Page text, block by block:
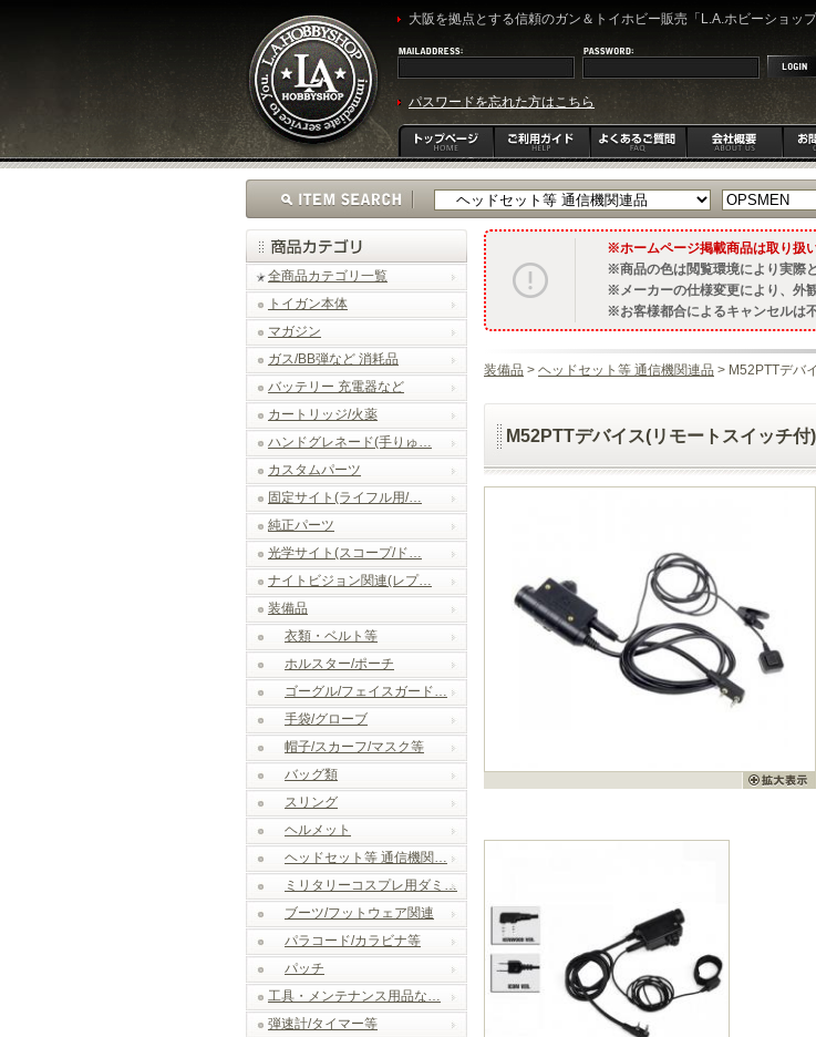
大阪を拠点とする信頼のガン＆トイホビー販売「L.A.ホビーショップ
パスワードを忘れた方はこちら
全商品カテゴリ一覧
トイガン本体
マガジン
ガス/BB弾など 消耗品
バッテリー 充電器など
カートリッジ/火薬
ハンドグレネード(手りゅ…
カスタムパーツ
固定サイト(ライフル用/…
純正パーツ
光学サイト(スコープ/ド…
ナイトビジョン関連(レプ…
装備品
衣類・ベルト等
ホルスター/ポーチ
ゴーグル/フェイスガード…
手袋/グローブ
帽子/スカーフ/マスク等
バッグ類
スリング
ヘルメット
ヘッドセット等 通信機関…
ミリタリーコスプレ用ダミ…
ブーツ/フットウェア関連
パラコード/カラビナ等
パッチ
工具・メンテナンス用品な…
弾速計/タイマー等
ホームページ掲載商品は取り扱
商品の色は閲覧環境により実際
メーカーの仕様変更により、外
お客様都合によるキャンセルは
装備品 > ヘッドセット等 通信機関連品 > M52PTTデバ
M52PTTデバイス(リモートスイッチ